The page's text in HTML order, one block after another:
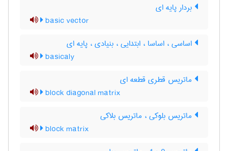
بردار پایه ای
basic vector
اساسی ، اساسا ، ابتدایی ، بنیادی ، پایه ای
basicaly
ماتریس قطری قطعه ای
block diagonal matrix
ماتریس بلوکی ، ماتریس بلاکی
block matrix